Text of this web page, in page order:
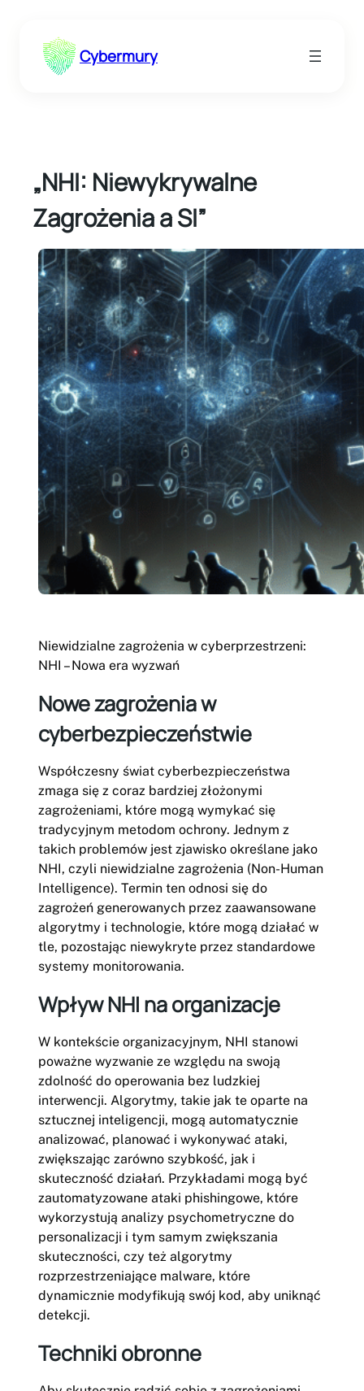
Cybermury
„NHI: Niewykrywalne
Zagrożenia a SI”
Niewidzialne zagrożenia w cyberprzestrzeni:
NHI – Nowa era wyzwań
Nowe zagrożenia w
cyberbezpieczeństwie
Współczesny świat cyberbezpieczeństwa
zmaga się z coraz bardziej złożonymi
zagrożeniami, które mogą wymykać się
tradycyjnym metodom ochrony. Jednym z
takich problemów jest zjawisko określane jako
NHI, czyli niewidzialne zagrożenia (Non-Human
Intelligence). Termin ten odnosi się do
zagrożeń generowanych przez zaawansowane
algorytmy i technologie, które mogą działać w
tle, pozostając niewykryte przez standardowe
systemy monitorowania.
Wpływ NHI na organizacje
W kontekście organizacyjnym, NHI stanowi
poważne wyzwanie ze względu na swoją
zdolność do operowania bez ludzkiej
interwencji. Algorytmy, takie jak te oparte na
sztucznej inteligencji, mogą automatycznie
analizować, planować i wykonywać ataki,
zwiększając zarówno szybkość, jak i
skuteczność działań. Przykładami mogą być
zautomatyzowane ataki phishingowe, które
wykorzystują analizy psychometryczne do
personalizacji i tym samym zwiększania
skuteczności, czy też algorytmy
rozprzestrzeniające malware, które
dynamicznie modyfikują swój kod, aby uniknąć
detekcji.
Techniki obronne